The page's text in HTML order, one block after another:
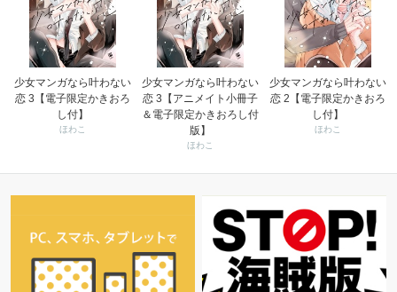
少女マンガなら叶わない
恋 3【電子限定かきおろ
し付】
ほわこ
少女マンガなら叶わない
恋 3【アニメイト小冊子
＆電子限定かきおろし付
版】
ほわこ
少女マンガなら叶わない
恋 2【電子限定かきおろ
し付】
ほわこ